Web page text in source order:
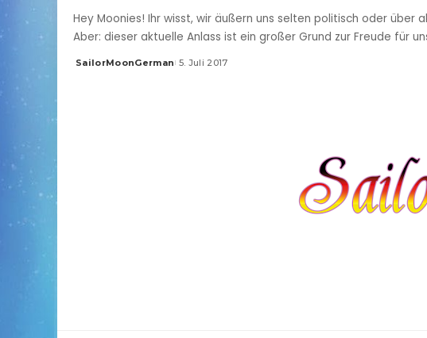
Hey Moonies! Ihr wisst, wir äußern uns selten politisch oder über
Aber: dieser aktuelle Anlass ist ein großer Grund zur Freude für
Posted
SailorMoonGerman 5. Juli 2017